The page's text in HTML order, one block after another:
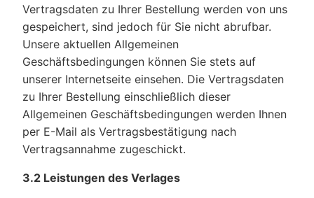
Vertragsdaten zu Ihrer Bestellung werden von uns
gespeichert, sind jedoch für Sie nicht abrufbar.
Unsere aktuellen Allgemeinen
Geschäftsbedingungen können Sie stets auf
unserer Internetseite einsehen. Die Vertragsdaten
zu Ihrer Bestellung einschließlich dieser
Allgemeinen Geschäftsbedingungen werden Ihnen
per E-Mail als Vertragsbestätigung nach
Vertragsannahme zugeschickt.
3.2 Leistungen des Verlages